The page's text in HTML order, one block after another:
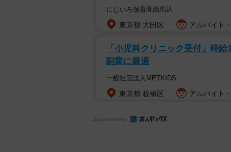
にじいろ保育園西馬込
東京都 大田区 アルバイト
「小児科クリニック受付」時
副業に最適
一般社団法人METKIDS
東京都 板橋区 アルバイト
Sponsored by